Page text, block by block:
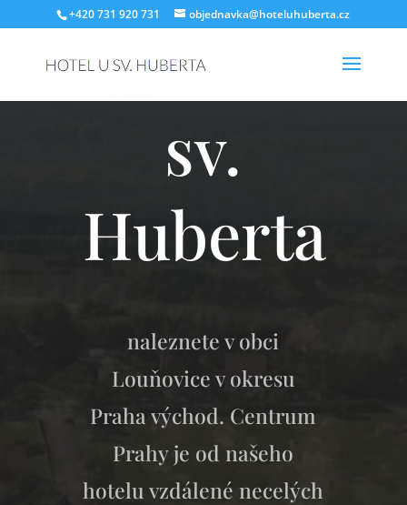
+420 731 920 731 objednavka@hoteluhuberta.cz
Hotel u
sv.
Huberta
naleznete v obci
Louňovice v okresu
Praha východ. Centrum
Prahy je od našeho
hotelu vzdálené necelých